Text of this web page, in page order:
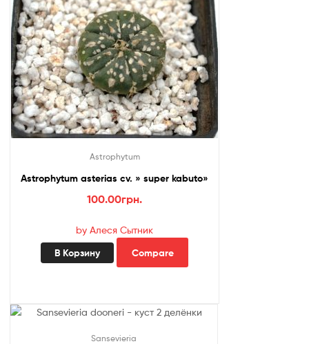
Astrophytum
Astrophytum asterias cv. » super kabuto»
100.00грн.
by Алеся Сытник
В Корзину Compare
Sansevieria